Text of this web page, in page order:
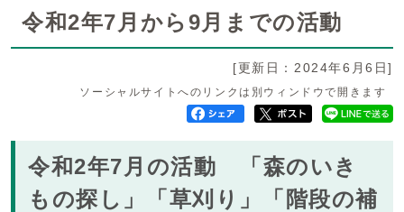
令和2年7月から9月までの活動
[更新日：2024年6月6日]
ソーシャルサイトへのリンクは別ウィンドウで開きます
令和2年7月の活動 「森のいき
もの探し」「草刈り」「階段の補